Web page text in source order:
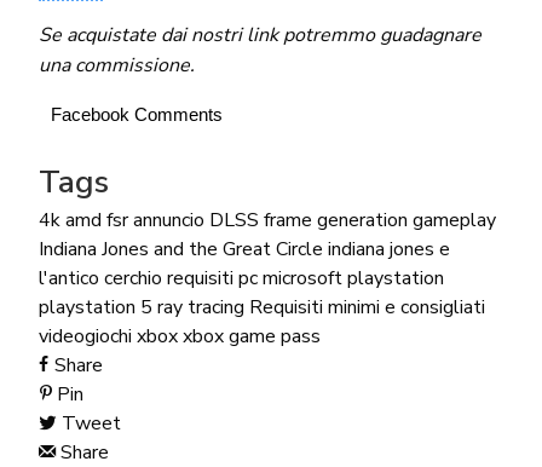
Se acquistate dai nostri link potremmo guadagnare
una commissione.
Facebook Comments
Tags
4kamd fsrannuncio DLSS frame generation gameplay
Indiana Jones and the Great Circle indiana jones e
l'antico cerchio requisiti pcmicrosoftplaystation
playstation 5 ray tracing Requisiti minimi e consigliati
videogiochi xboxxbox game pass
Share
Pin
Tweet
Share